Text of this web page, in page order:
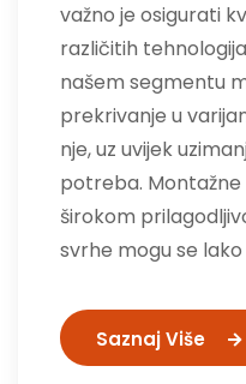
važno je osigurati
različitih
našem segmentu
prekrivanje u
nje, uz uvijek
potreba. Montažne
širokom
svrhe mogu se
Saznaj Više